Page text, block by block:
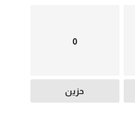
0
حزين